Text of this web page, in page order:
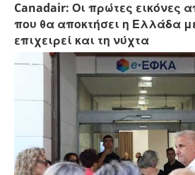
Canadair: Οι πρώτες εικόνες
που θα αποκτήσει η Ελλάδα
επιχειρεί και τη νύχτα